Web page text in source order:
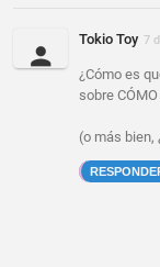
Tokio Toy 7
¿Cómo es
sobre CÓMO
(o más bien,